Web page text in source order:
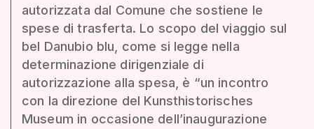
autorizzata dal Comune che sostiene le
spese di trasferta. Lo scopo del viaggio sul
bel Danubio blu, come si legge nella
determinazione dirigenziale di
autorizzazione alla spesa, è “un incontro
con la direzione del Kunsthistorisches
Museum in occasione dell’inaugurazione